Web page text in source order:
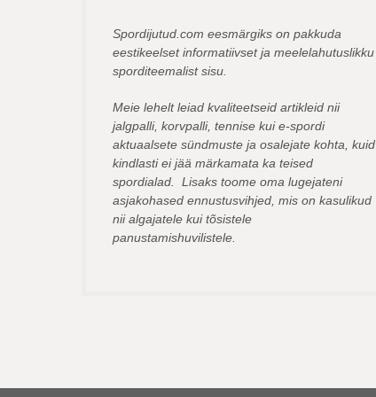
Spordijutud.com eesmärgiks on pakkuda
eestikeelset informatiivset ja meelelahutuslikku
sporditeemalist sisu.
Meie lehelt leiad kvaliteetseid artikleid nii
jalgpalli, korvpalli, tennise kui e-spordi
aktuaalsete sündmuste ja osalejate kohta, kuid
kindlasti ei jää märkamata ka teised
spordialad. Lisaks toome oma lugejateni
asjakohased ennustusvihjed, mis on kasulikud
nii algajatele kui tõsistele
panustamishuvilistele.